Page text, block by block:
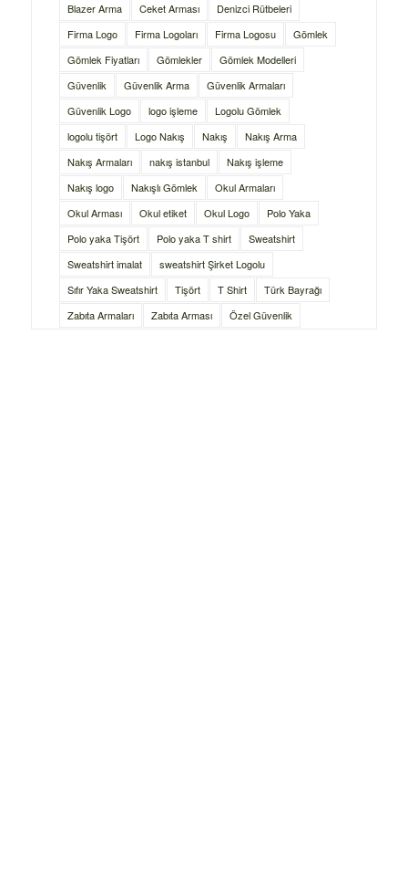
Blazer Arma
Ceket Arması
Denizci Rütbeleri
Firma Logo
Firma Logoları Firma Logosu
Gömlek
Gömlek Fiyatları
Gömlekler
Gömlek Modelleri
Güvenlik
Güvenlik Arma
Güvenlik Armaları
Güvenlik Logo
logo işleme
Logolu Gömlek
logolu tişört
Logo Nakış Nakış
Nakış Arma
Nakış Armaları
nakış istanbul
Nakış işleme
Nakış logo
Nakışlı Gömlek
Okul Armaları
Okul Arması
Okul etiket Okul Logo
Polo Yaka
Polo yaka Tişört
Polo yaka T shirt
Sweatshirt
Sweatshirt imalat
sweatshirt Şirket Logolu
Sıfır Yaka Sweatshirt
Tişört T Shirt
Türk Bayrağı
Zabıta Armaları
Zabıta Arması Özel Güvenlik